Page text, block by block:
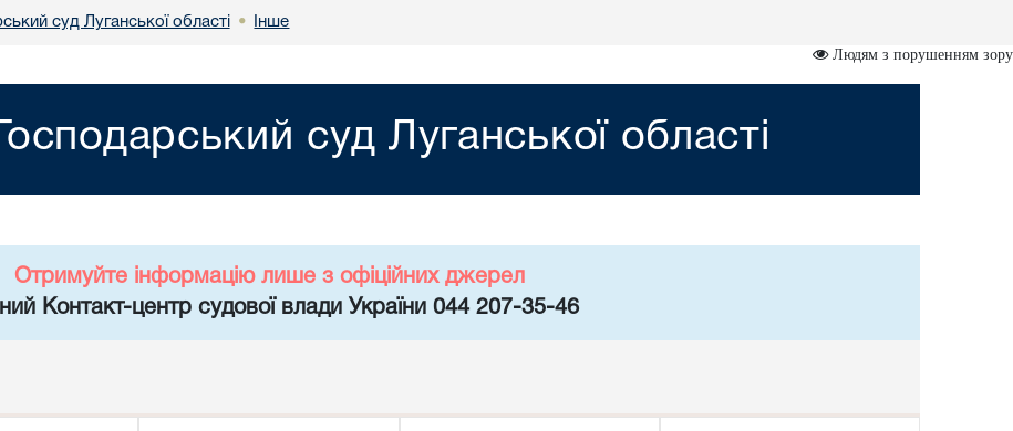
суд Луганської області • Інше
Людям з порушенням зору
суд Луганської області
Отримуйте інформацію лише з офіційних джерел
Контакт-центр судової влади України 044 207-35-46